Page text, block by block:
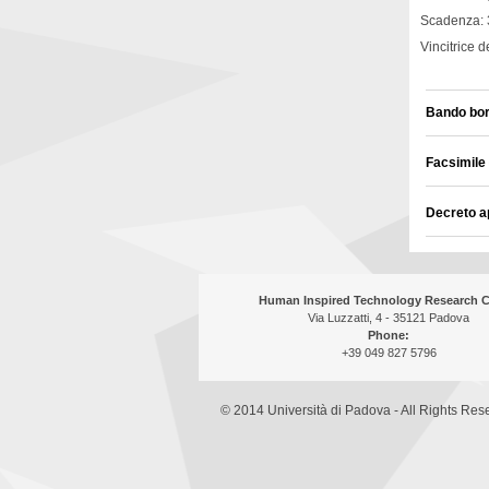
Scadenza:
Vincitrice
Bando
Facsimile
Decreto
Human Inspired Technology Research
Via Luzzatti, 4 - 35121 Padova
Phone:
+39 049 827 5796
© 2014 Università di Padova - All Rights